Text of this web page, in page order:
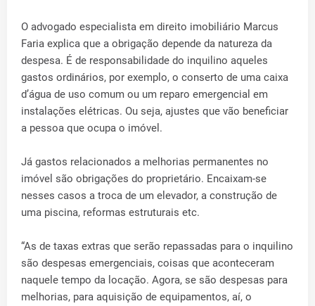
O advogado especialista em direito imobiliário Marcus
Faria explica que a obrigação depende da natureza da
despesa. É de responsabilidade do inquilino aqueles
gastos ordinários, por exemplo, o conserto de uma caixa
d’água de uso comum ou um reparo emergencial em
instalações elétricas. Ou seja, ajustes que vão beneficiar
a pessoa que ocupa o imóvel.
Já gastos relacionados a melhorias permanentes no
imóvel são obrigações do proprietário. Encaixam-se
nesses casos a troca de um elevador, a construção de
uma piscina, reformas estruturais etc.
“As de taxas extras que serão repassadas para o inquilino
são despesas emergenciais, coisas que aconteceram
naquele tempo da locação. Agora, se são despesas para
melhorias, para aquisição de equipamentos, aí, o